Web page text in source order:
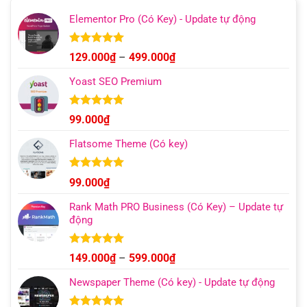
Elementor Pro (Có Key) - Update tự động
Được xếp
hạng 4.93
5 sao
129.000₫ – 499.000₫Khoảng
Yoast SEO Premium
Được xếp
hạng 4.96
5 sao
99.000₫
Flatsome Theme (Có key)
Được xếp
hạng4.95
5 sao
99.000₫
Rank Math PRO Business (Có Key) – Update tự
động
Được xếp
hạng 5.00
5 sao
149.000₫ – 599.000₫Khoảng
từ
Newspaper Theme (Có key) - Update tự động